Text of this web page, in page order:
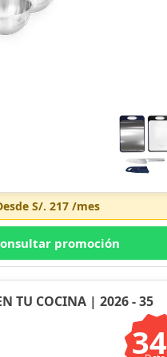
S/. 217/mes
promoción
TU COCINA | 2026 - 35
34